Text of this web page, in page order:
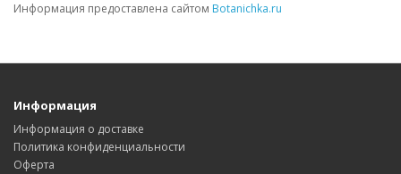
Информация предоставлена сайтом Botanichka.ru
Информация
Информация о доставке
Политика конфиденциальности
Оферта